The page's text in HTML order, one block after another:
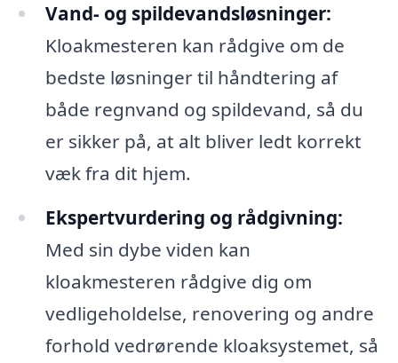
Vand- og spildevandsløsninger:
Kloakmesteren kan rådgive om de
bedste løsninger til håndtering af
både regnvand og spildevand, så du
er sikker på, at alt bliver ledt korrekt
væk fra dit hjem.
Ekspertvurdering og rådgivning:
Med sin dybe viden kan
kloakmesteren rådgive dig om
vedligeholdelse, renovering og andre
forhold vedrørende kloaksystemet, så